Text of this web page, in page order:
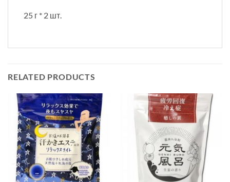
25 г * 2 шт.
RELATED PRODUCTS